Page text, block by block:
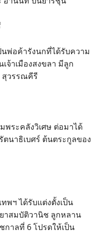
นพ่อค้ารังนกที่ได้รับความ
เจ้าเมืองสงขลา มีลูก
วรรณคีรี
พระคลังวิเศษ ต่อมาได้
ตนาธิเบศร์ ต้นตระกูลของ
พฯ ได้รับแต่งตั้งเป็น
าสมบัติวานิช ลูกหลาน
าลที่ 6 โปรดให้เป็น